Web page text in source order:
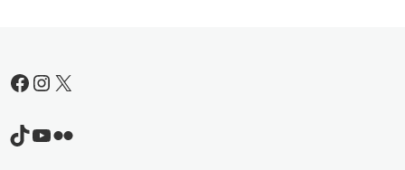
Facebook
Instagram
X
TikTok
YouTube
Flickr